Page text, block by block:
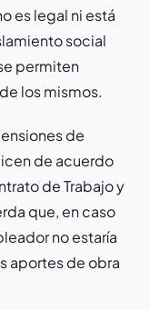
es legal ni está
social
permiten
los mismos.
de
de acuerdo
de Trabajo y
que, en caso
no estaría
aportes de obra